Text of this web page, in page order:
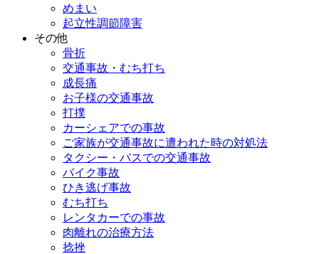
めまい
起立性調節障害
その他
骨折
交通事故・むち打ち
成長痛
お子様の交通事故
打撲
カーシェアでの事故
ご家族が交通事故に遭われた時の対処法
タクシー・バスでの交通事故
バイク事故
ひき逃げ事故
むち打ち
レンタカーでの事故
肉離れの治療方法
捻挫